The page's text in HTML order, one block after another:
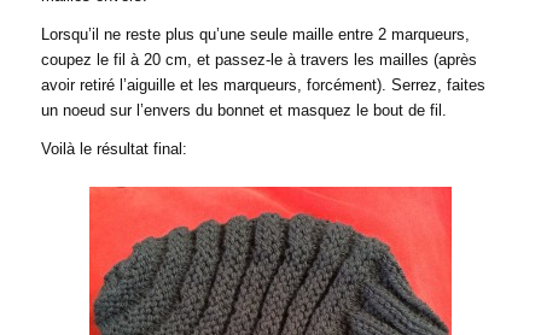
Lorsqu’il ne reste plus qu’une seule maille entre 2 marqueurs,
coupez le fil à 20 cm, et passez-le à travers les mailles (après
avoir retiré l’aiguille et les marqueurs, forcément). Serrez, faites
un noeud sur l’envers du bonnet et masquez le bout de fil.
Voilà le résultat final: